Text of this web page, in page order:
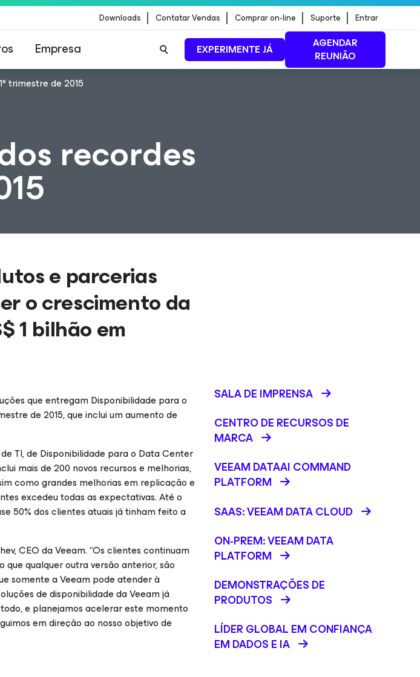
Downloads Contatar Vendas Comprar on-line Suporte Entrar
Empresa EXPERIMENTE JÁ
AGENDAR
REUNIÃO
trimestre de 2015
recordes
e parcerias
o crescimento da
1 bilhão em
que entregam Disponibilidade para o
de 2015, que inclui um aumento de
TI, de Disponibilidade para o Data Center
mais de 200 novos recursos e melhorias,
como grandes melhorias em replicação e
excedeu todas as expectativas. Até o
50% dos clientes atuais já tinham feito a
CEO da Veeam. “Os clientes continuam
qualquer outra versão anterior, são
somente a Veeam pode atender à
de disponibilidade da Veeam já
e planejamos acelerar este momento
em direção ao nosso objetivo de
SALA DE IMPRENSA
CENTRO DE RECURSOS DE
MARCA
VEEAM DATAAI COMMAND
PLATFORM
SAAS: VEEAM DATA CLOUD
ON-PREM: VEEAM DATA
PLATFORM
DEMONSTRAÇÕES DE
PRODUTOS
LÍDER GLOBAL EM CONFIANÇA
EM DADOS E IA